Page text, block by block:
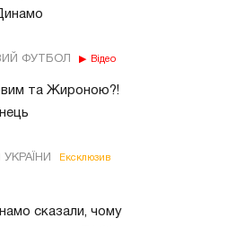
ФУТБОЛ Відео
та Жироною?!
Ексклюзив
сказали, чому